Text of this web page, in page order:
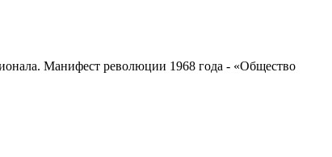
Манифест революции 1968 года - «Общество